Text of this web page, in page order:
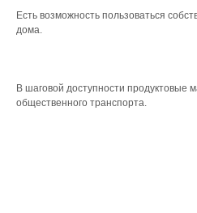
Есть возможность пользоваться
дома.
В шаговой доступности продуктовые
общественного транспорта.